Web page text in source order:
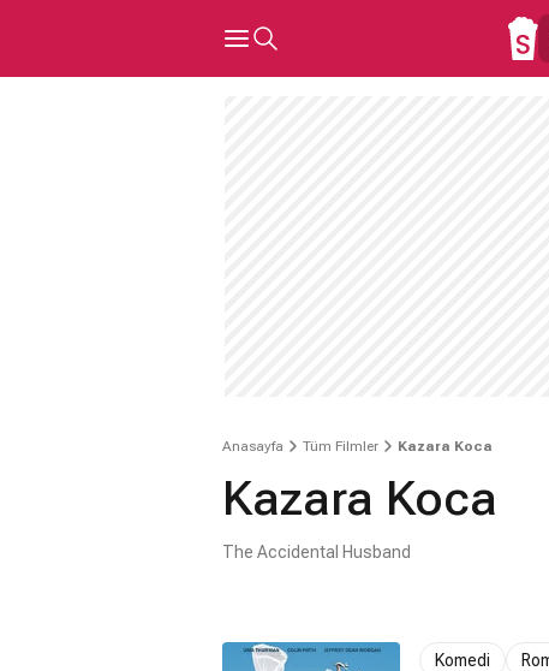
Anasayfa Tüm Filmler Kazara Koca
Kazara Koca
The Accidental Husband
Komedi